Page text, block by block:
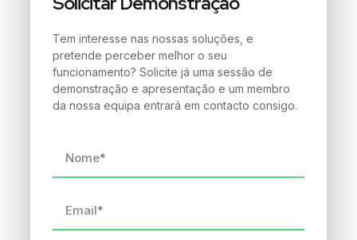
Tem interesse nas nossas soluções, e
pretende perceber melhor o seu
funcionamento? Solicite já uma sessão de
demonstração e apresentação e um membro
da nossa equipa entrará em contacto consigo.